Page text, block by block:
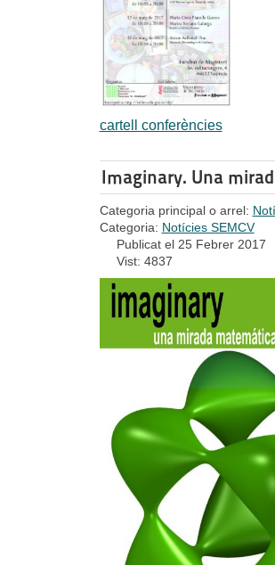
cartell conferències
Imaginary. Una
Categoria principal o arrel:
Categoria: Notícies SEMCV
Publicat el 25 Febrer 2017
Vist: 4837